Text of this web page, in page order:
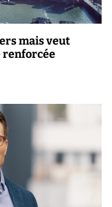
mais veut
renforcée